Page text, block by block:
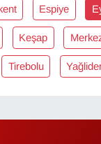
Espiye
Keşap
Tirebolu